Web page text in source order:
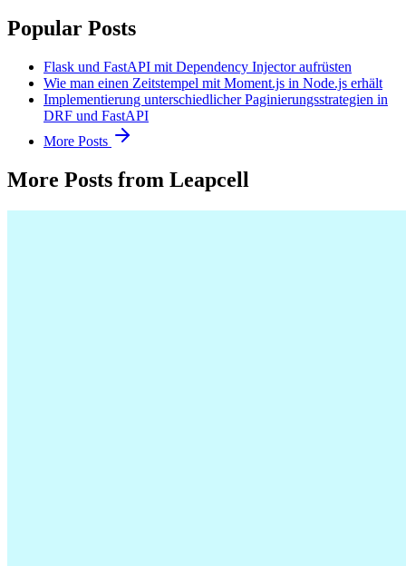
Popular Posts
Flask und FastAPI mit Dependency Injector aufrüsten
Wie man einen Zeitstempel mit Moment.js in Node.js erhält
Implementierung unterschiedlicher Paginierungsstrategien in
DRF und FastAPI
More Posts
More Posts from Leapcell